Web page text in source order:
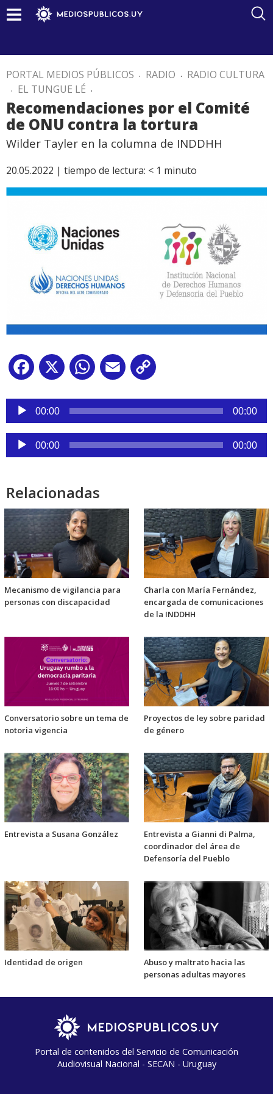
PORTAL MEDIOS PÚBLICOS . RADIO . RADIO CULTURA
. EL TUNGUE LÉ .
Recomendaciones por el Comité
de ONU contra la tortura
Wilder Tayler en la columna de INDDHH
20.05.2022 | tiempo de lectura: < 1 minuto
Facebook
X WhatsApp
Email
Reproductor
audio
00:00 00:00
Reproductor
de
00:00 00:00
Relacionadas
Mecanismo de vigilancia para
personas con discapacidad
Charla con María Fernández,
encargada de comunicaciones
de la INDDHH
Conversatorio sobre un tema de
notoria vigencia
Proyectos de ley sobre paridad
de género
Entrevista a Susana González
Entrevista a Gianni di Palma,
coordinador del área de
Defensoría del Pueblo
Identidad de origen
Abuso y maltrato hacia las
personas adultas mayores
Portal de contenidos del Servicio de Comunicación
Audiovisual Nacional - SECAN - Uruguay